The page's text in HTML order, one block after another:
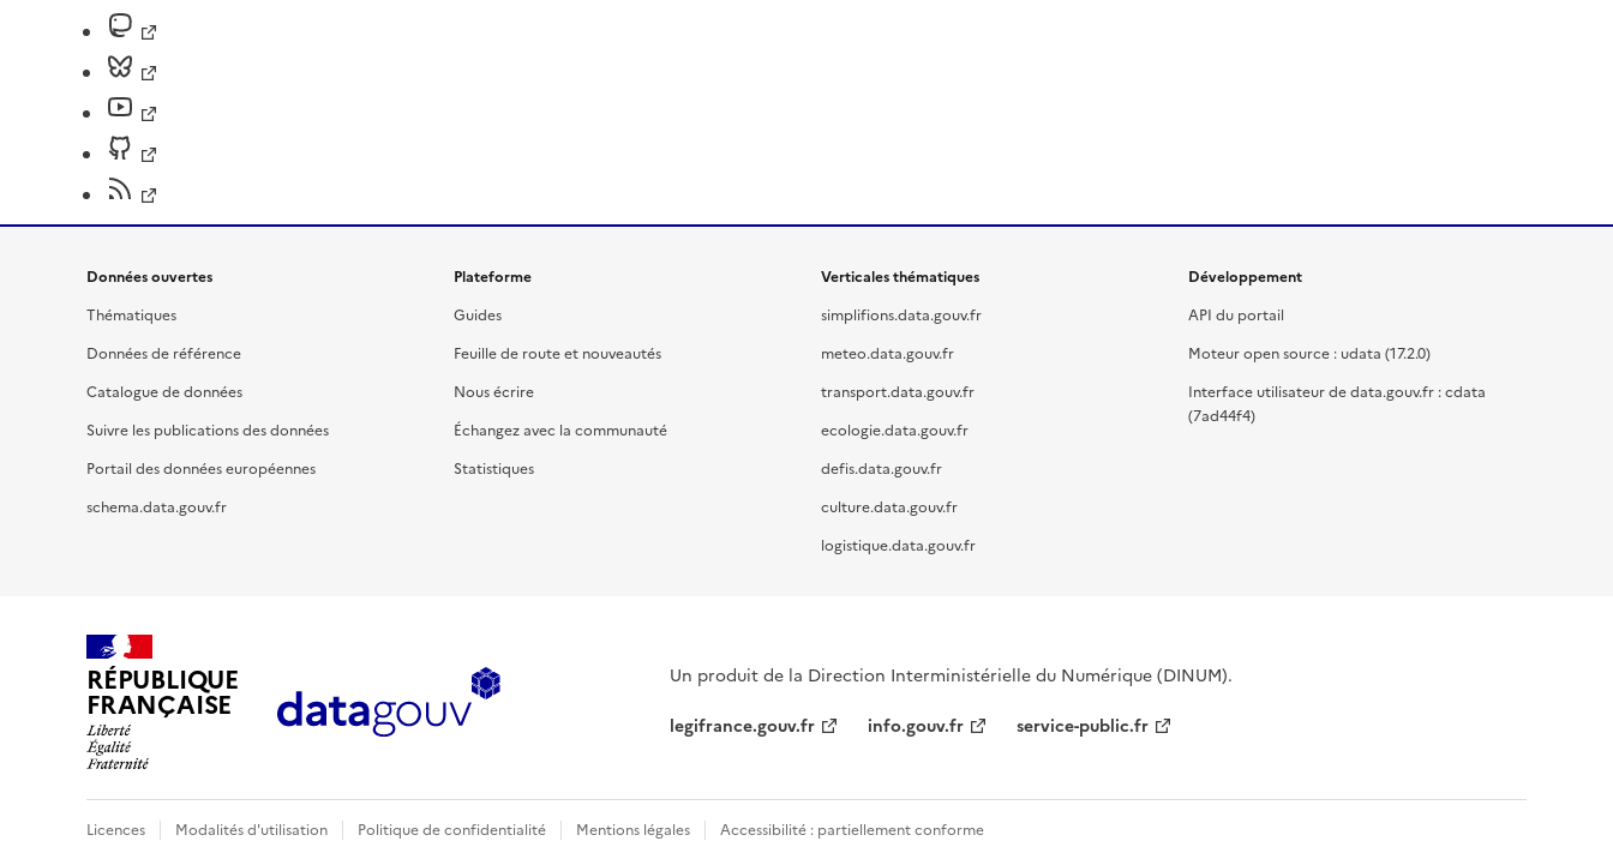
Données ouvertes
Thématiques
Données de référence
Catalogue de données
Suivre les publications des données
Portail des données européennes
schema.data.gouv.fr
Plateforme
Guides
Feuille de route et nouveautés
Nous écrire
Échangez avec la communauté
Statistiques
Verticales thématiques
simplifions.data.gouv.fr
meteo.data.gouv.fr
transport.data.gouv.fr
ecologie.data.gouv.fr
defis.data.gouv.fr
culture.data.gouv.fr
logistique.data.gouv.fr
Développement
API du portail
Moteur open source : udata (17.2.0)
Interface utilisateur de data.gouv.fr : cdata
(7ad44f4)
RÉPUBLIQUE
FRANÇAISE
Un produit de la Direction Interministérielle du Numérique (DINUM).
legifrance.gouv.fr
info.gouv.fr service-public.fr
Licences Modalités d'utilisation Politique de confidentialité Mentions légales Accessibilité : partiellement conforme